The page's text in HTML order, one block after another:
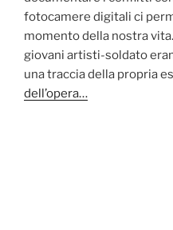
fotocamere digitali ci
momento della nostra
giovani artisti-soldato
una traccia della propria
dell’opera…